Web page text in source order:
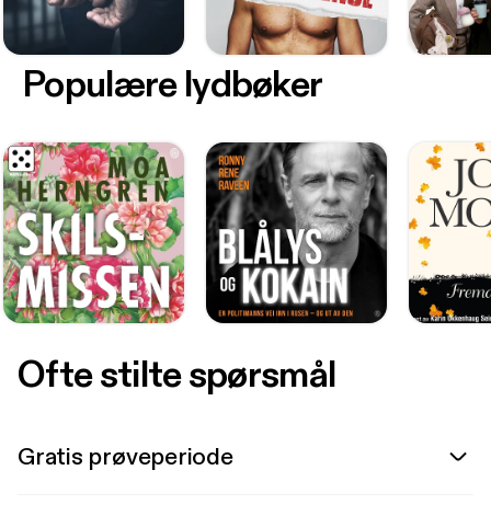
Populære lydbøker
Ofte stilte spørsmål
Gratis prøveperiode